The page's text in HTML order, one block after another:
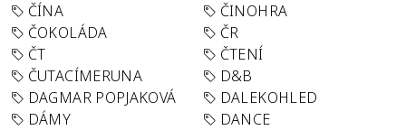
ČÍNA
ČINOHRA
ČOKOLÁDA
ČR
ČT
ČTENÍ
ČUTACÍMERUNA
D&B
DAGMAR POPJAKOVÁ
DALEKOHLED
DÁMY
DANCE